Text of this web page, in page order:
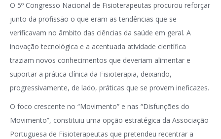
O 5º Congresso Nacional de Fisioterapeutas procurou reforçar
junto da profissão o que eram as tendências que se
verificavam no âmbito das ciências da saúde em geral. A
inovação tecnológica e a acentuada atividade científica
traziam novos conhecimentos que deveriam alimentar e
suportar a prática clínica da Fisioterapia, deixando,
progressivamente, de lado, práticas que se provem ineficazes.
O foco crescente no “Movimento” e nas “Disfunções do
Movimento”, constituiu uma opção estratégica da Associação
Portuguesa de Fisioterapeutas que pretendeu recentrar a